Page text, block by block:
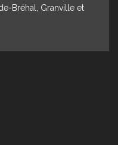
Bréhal, Granville et